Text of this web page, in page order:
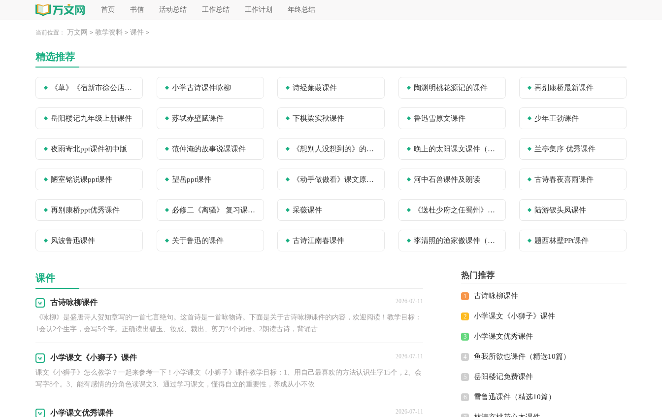
首页 书信 活动总结 工作总结 工作计划 年终总结
当前位置： 万文网 > 教学资料 > 课件 >
精选推荐
《草》《宿新市徐公店》古诗课件 小学古诗课件咏柳 诗经蒹葭课件 陶渊明桃花源记的课件 再别康桥最新课件
岳阳楼记九年级上册课件 苏轼赤壁赋课件 下棋梁实秋课件 鲁迅雪原文课件 少年王勃课件
夜雨寄北ppt课件初中版 范仲淹的故事说课课件 《想别人没想到的》的课文原文课件 晚上的太阳课文课件（通用10篇） 兰亭集序 优秀课件
陋室铭说课ppt课件 望岳ppt课件 《动手做做看》课文原文及课件 河中石兽课件及朗读 古诗春夜喜雨课件
再别康桥ppt优秀课件 必修二《离骚》 复习课件参考 采薇课件 《送杜少府之任蜀州》教学设计课件 陆游钗头凤课件
风波鲁迅课件 关于鲁迅的课件 古诗江南春课件 李清照的渔家傲课件（通用10篇） 题西林壁PPt课件
课件
古诗咏柳课件 2026-07-11
《咏柳》是盛唐诗人贺知章写的一首七言绝句。这首诗是一首咏物诗。下面是关于古诗咏柳课件的内容，欢迎阅读！教学目标：
1会认2个生字，会写5个字。正确读出碧玉、妆成、裁出、剪刀“4个词语。2朗读古诗，背诵古
小学课文《小狮子》课件 2026-07-11
课文《小狮子》怎么教学？一起来参考一下！小学课文《小狮子》课件教学目标：1、用自己最喜欢的方法认识生字15个，2、会
写字8个。3、能有感情的分角色读课文3、通过学习课文，懂得自立的重要性，养成从小不依
小学课文优秀课件 2026-07-11
热门推荐
1 古诗咏柳课件
2 小学课文《小狮子》课件
3 小学课文优秀课件
4 鱼我所欲也课件（精选10篇）
5 岳阳楼记免费课件
6 雪鲁迅课件（精选10篇）